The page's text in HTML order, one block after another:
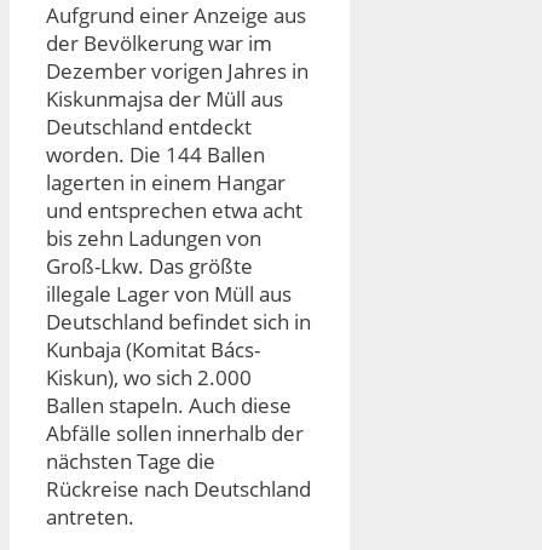
Aufgrund einer Anzeige aus
der Bevölkerung war im
Dezember vorigen Jahres in
Kiskunmajsa der Müll aus
Deutschland entdeckt
worden. Die 144 Ballen
lagerten in einem Hangar
und entsprechen etwa acht
bis zehn Ladungen von
Groß-Lkw. Das größte
illegale Lager von Müll aus
Deutschland befindet sich in
Kunbaja (Komitat Bács-
Kiskun), wo sich 2.000
Ballen stapeln. Auch diese
Abfälle sollen innerhalb der
nächsten Tage die
Rückreise nach Deutschland
antreten.